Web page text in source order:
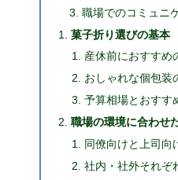
職場でのコミュニ
菓子折り選びの基本
産休前におすすめ
おしゃれな個包装
予算相場とおすす
職場の環境に合わせ
同僚向けと上司向
社内・社外それぞ